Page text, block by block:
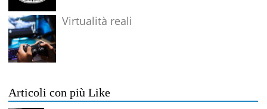
Virtualità reali
Articoli con più Like